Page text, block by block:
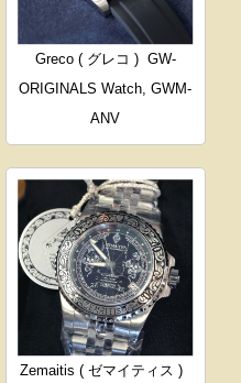
Greco ( グレコ ) GW-
ORIGINALS Watch, GWM-
ANV
Zemaitis ( ゼマイティス )